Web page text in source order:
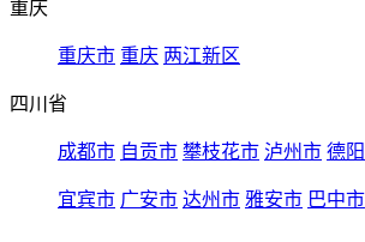
重庆
重庆市 重庆 两江新区
四川省
成都市 自贡市 攀枝花市 泸州市 德
宜宾市 广安市 达州市 雅安市 巴中市